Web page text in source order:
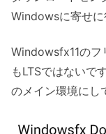
Windowsに寄せに
Windowsfx11のフ
もLTSではないで
のメイン環境にし